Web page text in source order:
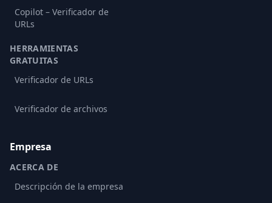
Copilot – Verificador de
URLs
HERRAMIENTAS
GRATUITAS
Verificador de URLs
Verificador de archivos
Empresa
ACERCA DE
Descripción de la empresa